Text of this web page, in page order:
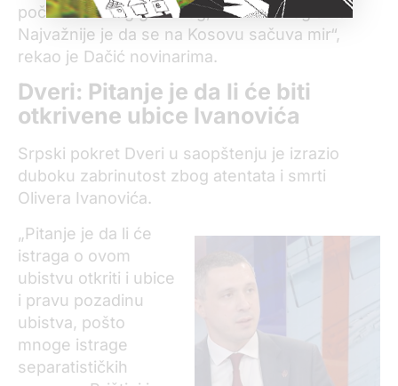
počinioce ovog gnusnog, terorističkog akta.
Najvažnije je da se na Kosovu sačuva mir“,
rekao je Dačić novinarima.
Dveri: Pitanje je da li će biti
otkrivene ubice Ivanovića
Srpski pokret Dveri u saopštenju je izrazio
duboku zabrinutost zbog atentata i smrti
Olivera Ivanovića.
„Pitanje je da li će
istraga o ovom
ubistvu otkriti i ubice
i pravu pozadinu
ubistva, pošto
mnoge istrage
separatističkih